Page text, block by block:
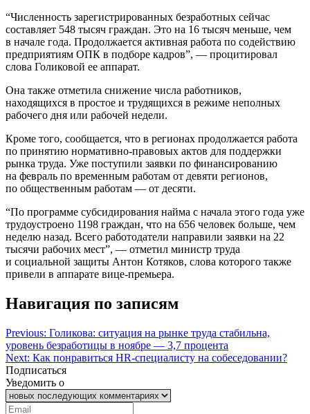
“Численность зарегистрированных безработных сейчас
составляет 548 тысяч граждан. Это на 16 тысяч меньше, чем
в начале года. Продолжается активная работа по содействию
предприятиям ОПК в подборе кадров”, — процитировал
слова Голиковой ее аппарат.
Она также отметила снижение числа работников,
находящихся в простое и трудящихся в режиме неполных
рабочего дня или рабочей недели.
Кроме того, сообщается, что в регионах продолжается работа
по принятию нормативно-правовых актов для поддержки
рынка труда. Уже поступили заявки по финансированию
на февраль по временным работам от девяти регионов,
по общественным работам — от десяти.
“По программе субсидирования найма с начала этого года уже
трудоустроено 1198 граждан, что на 656 человек больше, чем
неделю назад. Всего работодатели направили заявки на 22
тысячи рабочих мест”, — отметил министр труда
и социальной защиты Антон Котяков, слова которого также
привели в аппарате вице-премьера.
Навигация по записям
Previous: Голикова: ситуация на рынке труда стабильна,
уровень безработицы в ноябре — 3,7 процента
Next: Как понравиться HR-специалисту на собеседовании?
Подписаться
Уведомить о